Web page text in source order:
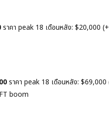
ราคา peak 18 เดือนหลัง: $20,000
ราคา peak 18 เดือนหลัง:
boom